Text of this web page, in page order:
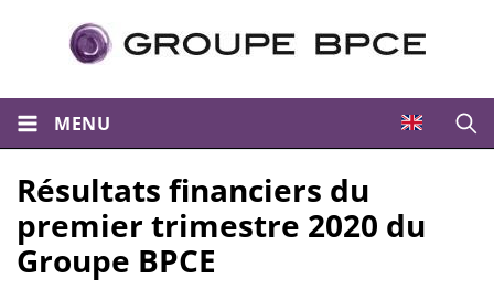
MENU
Résultats financiers du
premier trimestre 2020 du
Groupe BPCE